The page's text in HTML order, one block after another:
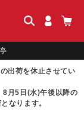
出荷を休止させてい
8月5日(水)午後以降の
なります。